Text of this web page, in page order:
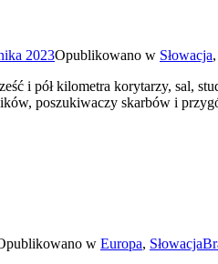
2023Opublikowano w Słowacja,
i pół kilometra korytarzy, sal,
poszukiwaczy skarbów i
w Europa, Słowacja